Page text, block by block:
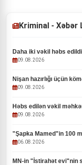
Kriminal - Xəbər
Daha iki vəkil həbs edildi
09.08.2026
Nişan hazırlığı üçün
09.08.2026
Həbs edilən vəkil
09.08.2026
"Şapka Mamed"in 100
06.08.2026
MN-in "İstirahət evi"nin